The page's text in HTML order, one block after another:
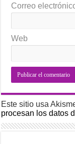
Correo
Web
Este sitio usa
procesan los datos